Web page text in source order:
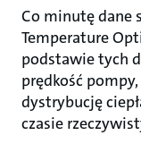
Co minutę dane
Temperature
podstawie tych
prędkość
dystrybucję
czasie